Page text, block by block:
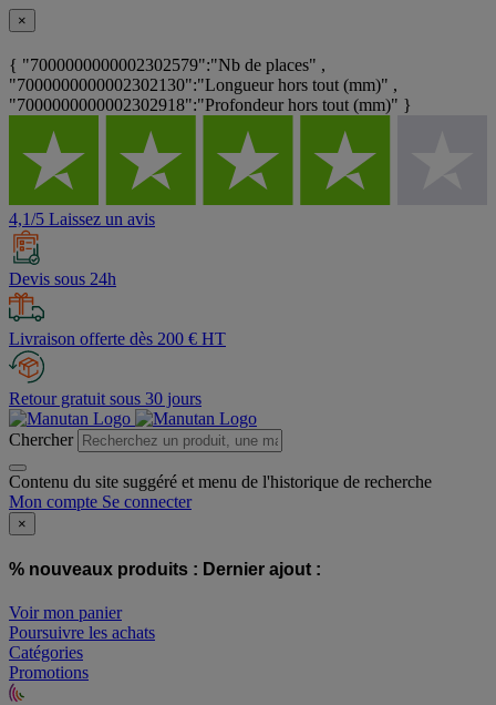
×
{ "7000000000002302579":"Nb de places" ,
"7000000000002302130":"Longueur hors tout (mm)" ,
"7000000000002302918":"Profondeur hors tout (mm)" }
4,1/5 Laissez un avis
Devis sous 24h
Livraison offerte dès 200 € HT
Retour gratuit sous 30 jours
Chercher
Contenu du site suggéré et menu de l'historique de recherche
Mon compte Se connecter
×
% nouveaux produits : Dernier ajout :
Voir mon panier
Poursuivre les achats
Catégories
Promotions